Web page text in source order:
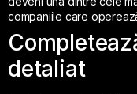
companiile care
detaliat